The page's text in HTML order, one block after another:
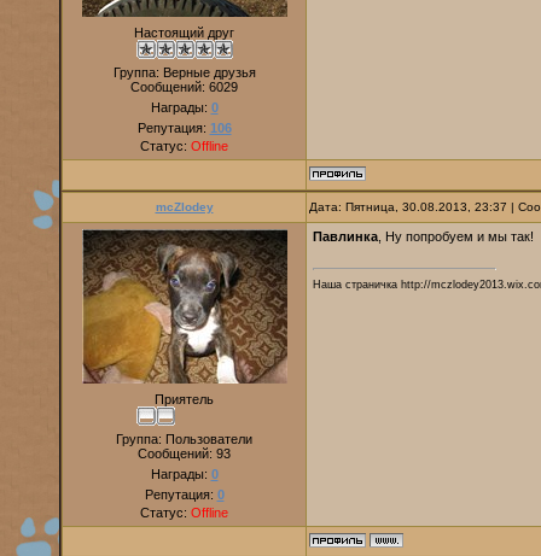
Настоящий друг
Группа: Верные друзья
Сообщений: 6029
Награды: 0
Репутация: 106
Статус: Offline
mcZlodey Дата: Пятница, 30.08.2013, 23:37 |
Приятель
Группа: Пользователи
Сообщений: 93
Награды: 0
Репутация: 0
Статус: Offline
Павлинка , Ну попробуем и мы так!
Наша страничка http://